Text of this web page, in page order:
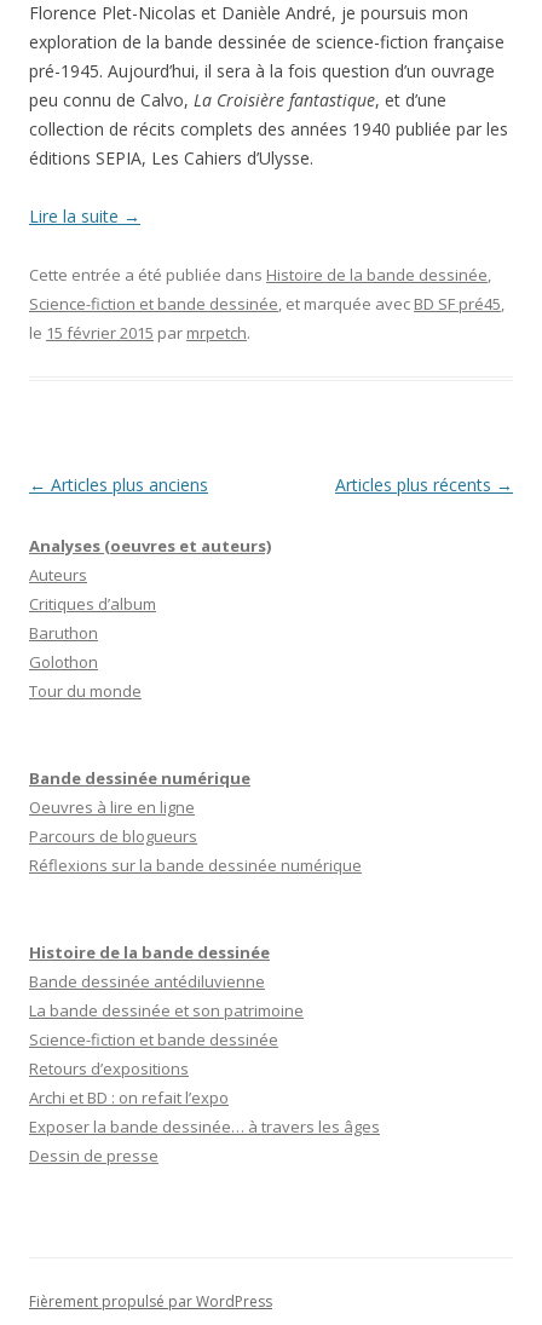
Florence Plet-Nicolas et Danièle André, je poursuis mon
exploration de la bande dessinée de science-fiction française
pré-1945. Aujourd’hui, il sera à la fois question d’un ouvrage
peu connu de Calvo, La Croisière fantastique, et d’une
collection de récits complets des années 1940 publiée par les
éditions SEPIA, Les Cahiers d’Ulysse.
Lire la suite →
Cette entrée a été publiée dans Histoire de la bande dessinée,
Science-fiction et bande dessinée, et marquée avec BD SF pré45,
le 15 février 2015 par mrpetch.
Navigation
articles
← Articles plus anciens Articles plus récents →
Analyses (oeuvres et auteurs)
Auteurs
Critiques d’album
Baruthon
Golothon
Tour du monde
Bande dessinée numérique
Oeuvres à lire en ligne
Parcours de blogueurs
Réflexions sur la bande dessinée numérique
Histoire de la bande dessinée
Bande dessinée antédiluvienne
La bande dessinée et son patrimoine
Science-fiction et bande dessinée
Retours d’expositions
Archi et BD : on refait l’expo
Exposer la bande dessinée… à travers les âges
Dessin de presse
Fièrement propulsé par WordPress